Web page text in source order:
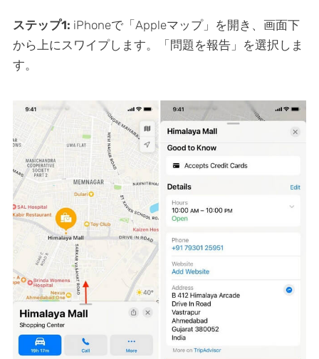
ステップ1: iPhoneで「Appleマップ」を開き、画面下
から上にスワイプします。「問題を報告」を選択しま
す。